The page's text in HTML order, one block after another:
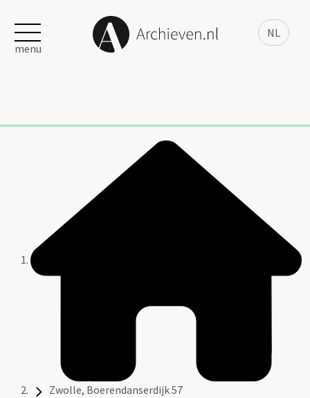
NL
menu
Zwolle, Boerendanserdijk 57